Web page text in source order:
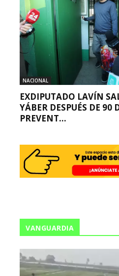
NACIONAL
EXDIPUTADO LAVÍN
YÁBER DESPUÉS DE 90
PREVENT...
VANGUARDIA